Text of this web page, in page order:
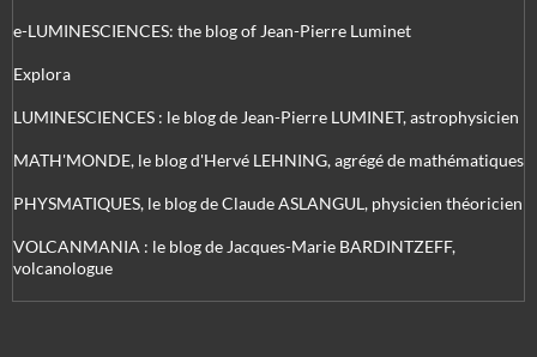
e-LUMINESCIENCES: the blog of Jean-Pierre Luminet
Explora
LUMINESCIENCES : le blog de Jean-Pierre LUMINET, astrophysicien
MATH'MONDE, le blog d'Hervé LEHNING, agrégé de mathématiques
PHYSMATIQUES, le blog de Claude ASLANGUL, physicien théoricien
VOLCANMANIA : le blog de Jacques-Marie BARDINTZEFF,
volcanologue